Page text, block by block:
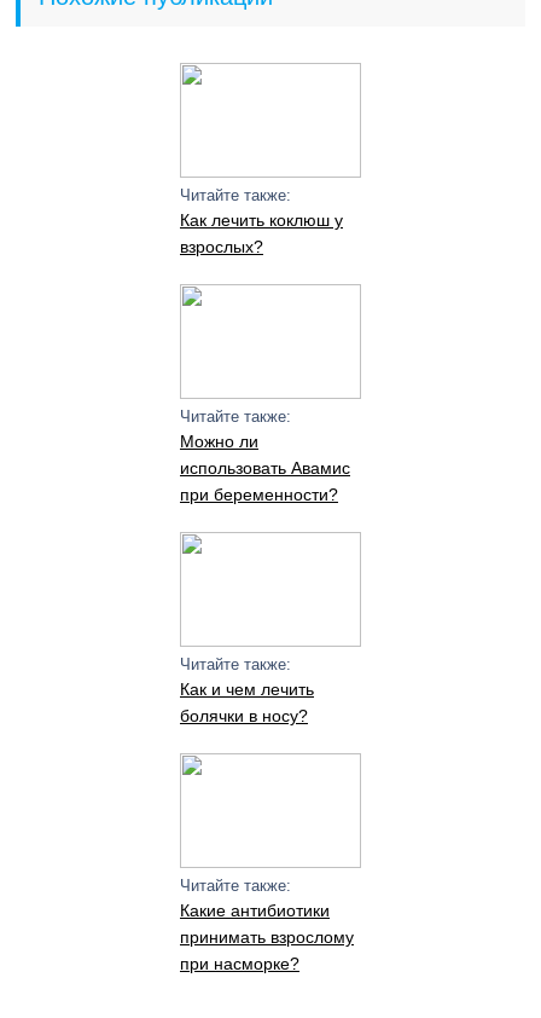
Читайте также:
Как лечить коклюш у
взрослых?
Читайте также:
Можно ли
использовать Авамис
при беременности?
Читайте также:
Как и чем лечить
болячки в носу?
Читайте также:
Какие антибиотики
принимать взрослому
при насморке?